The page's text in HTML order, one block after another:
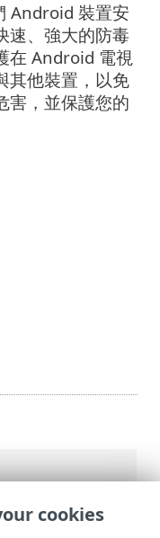
TV Security>
Android 裝置安
速、強大的防毒
在 Android 電視
其他裝置，以免
害，並保護您的
cookies